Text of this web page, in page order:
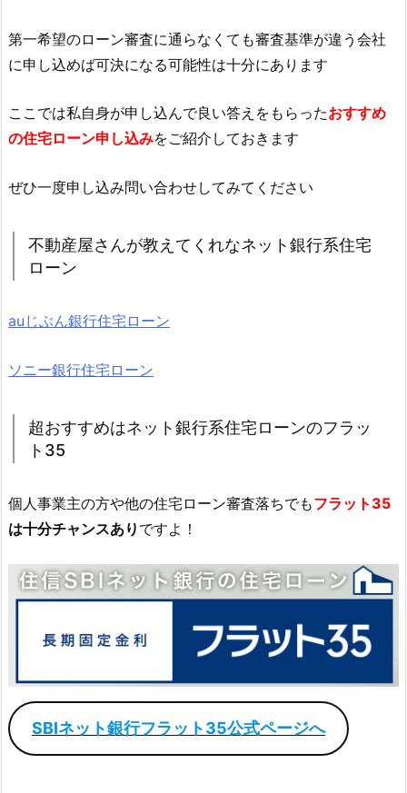
第一希望のローン審査に通らなくても審査基準が違う会社
に申し込めば可決になる可能性は十分にあります
ここでは私自身が申し込んで良い答えをもらったおすすめ
の住宅ローン申し込みをご紹介しておきます
ぜひ一度申し込み問い合わせしてみてください
不動産屋さんが教えてくれなネット銀行系住宅
ローン
auじぶん銀行住宅ローン
ソニー銀行住宅ローン
超おすすめはネット銀行系住宅ローンのフラッ
ト35
個人事業主の方や他の住宅ローン審査落ちでもフラット35
は十分チャンスあり ですよ！
SBIネット銀行フラット35公式ページへ